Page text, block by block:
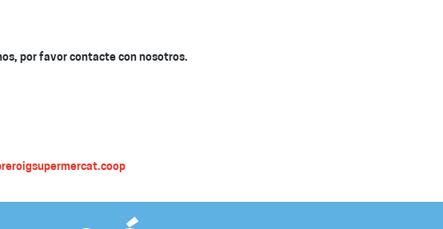
por favor contacte con nosotros.